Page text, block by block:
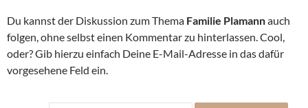
Du kannst der Diskussion zum Thema Familie Plamannauch
folgen, ohne selbst einen Kommentar zu hinterlassen. Cool,
oder? Gib hierzu einfach Deine E-Mail-Adresse in das dafür
vorgesehene Feld ein.